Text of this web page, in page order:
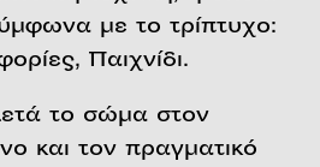
με το τρίπτυχο:
Παιχνίδι.
το σώμα στον
και τον πραγματικό